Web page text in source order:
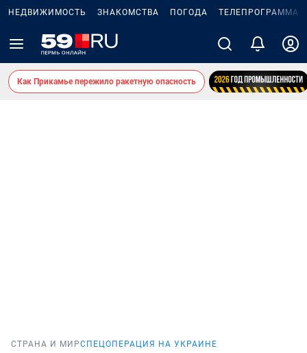
НЕДВИЖИМОСТЬ ЗНАКОМСТВА ПОГОДА ТЕЛЕПРОГРАММА
Как Прикамье пережило ракетную опасность
СТРАНА И МИРСПЕЦОПЕРАЦИЯ НА УКРАИНЕ